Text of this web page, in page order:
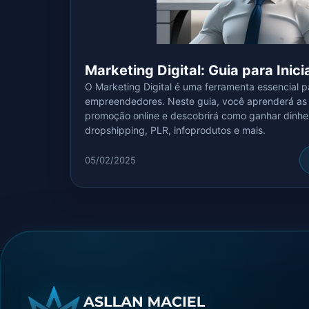
Marketing Digital: Guia para
O Marketing Digital é uma ferramenta essencial
empreendedores. Neste guia, você aprenderá
promoção online e descobrirá como ganhar
dropshipping, PLR, infoprodutos e mais.
05/02/2025